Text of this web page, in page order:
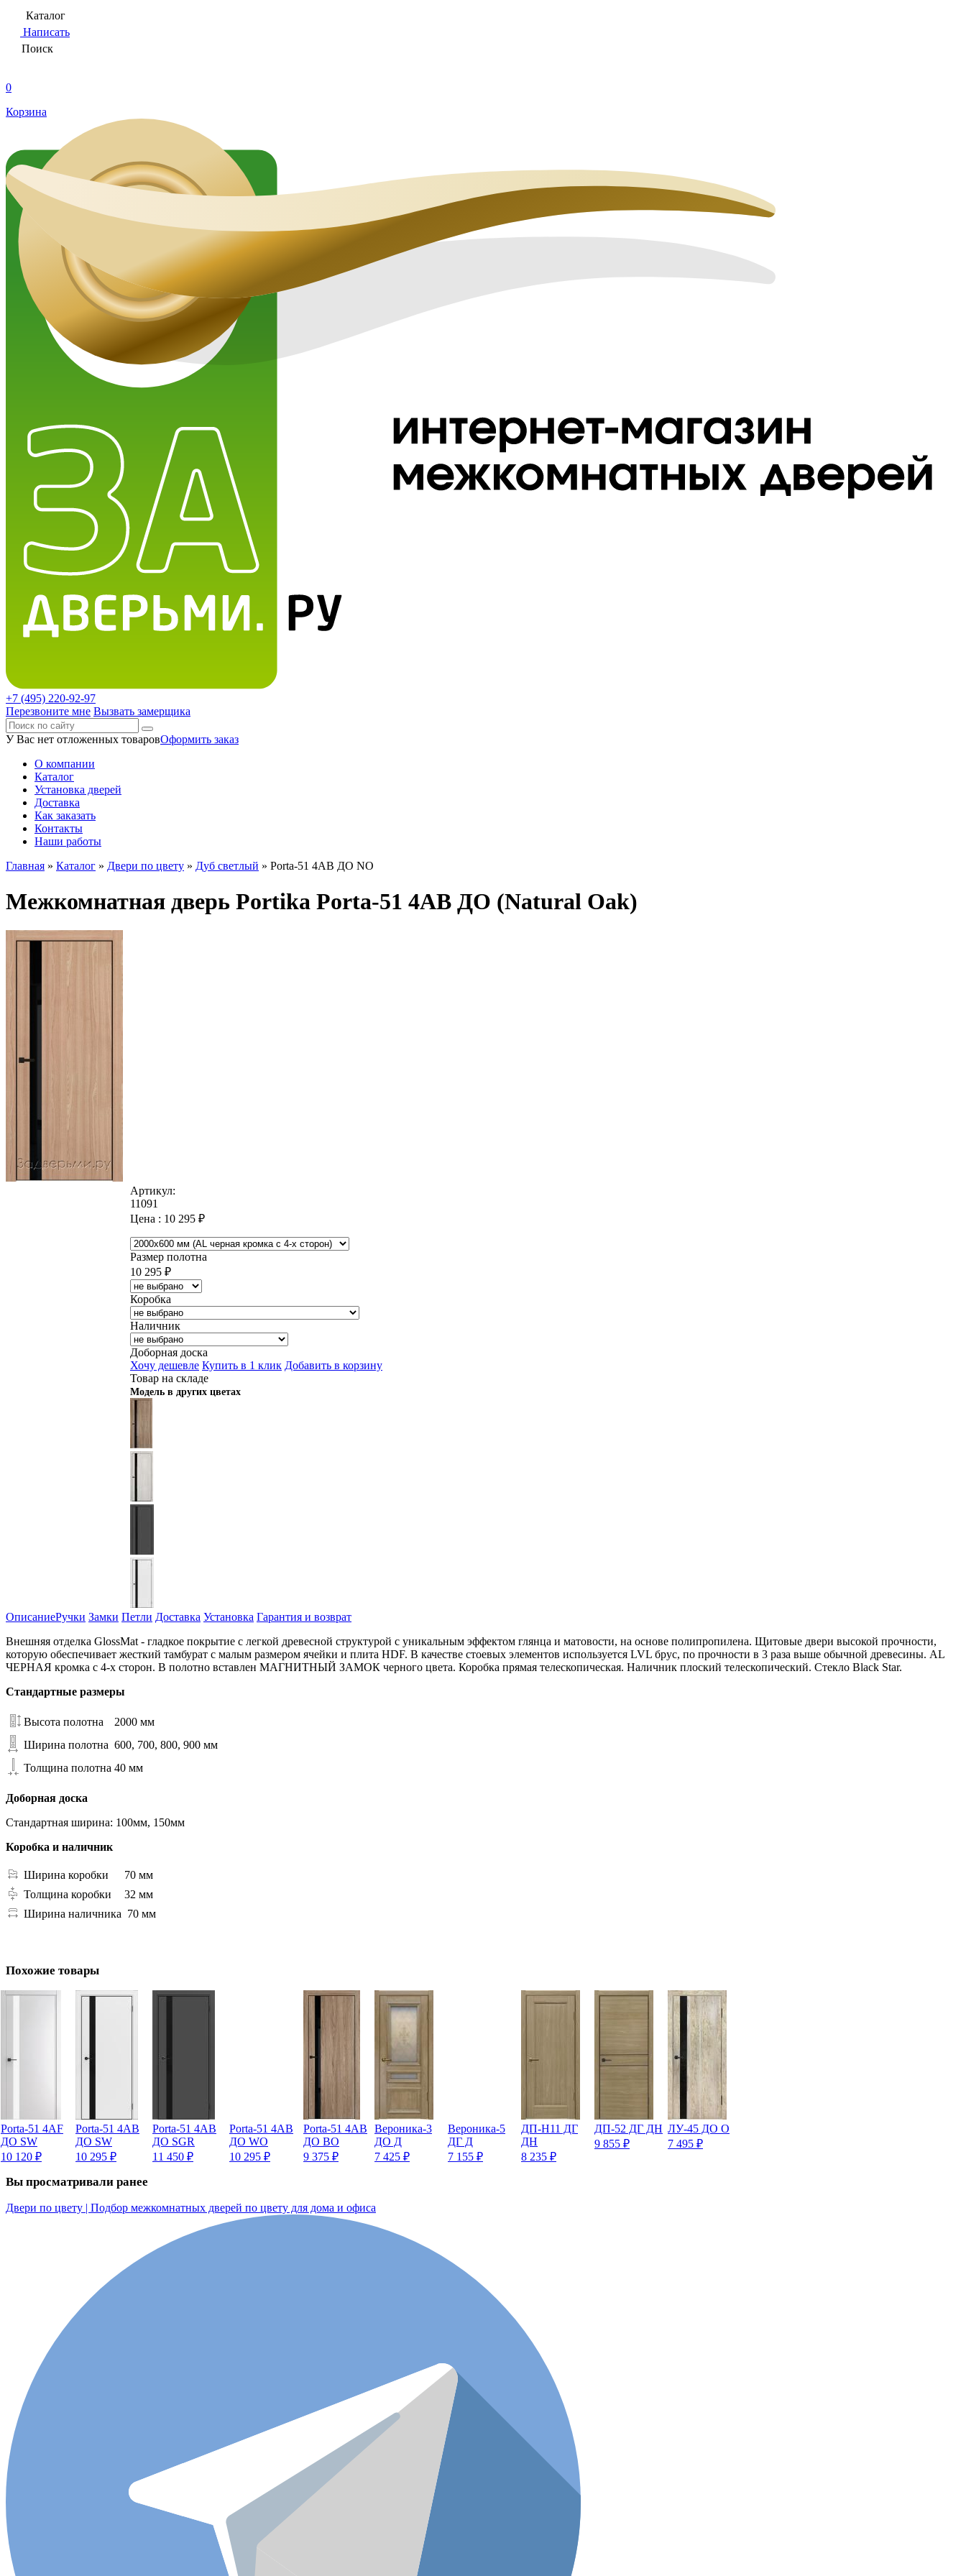
Каталог
Написать
Поиск
0
Корзина
+7 (495) 220-92-97
Перезвоните мне Вызвать замерщика
У Вас нет отложенных товаровОформить заказ
О компании
Каталог
Установка дверей
Доставка
Как заказать
Контакты
Наши работы
Главная » Каталог » Двери по цвету » Дуб светлый » Porta-51 4AB ДО NO
Межкомнатная дверь Portika Porta-51 4AB ДО (Natural Oak)
Артикул:
11091
Цена : 10 295 ₽
Размер полотна
10 295 ₽
Коробка
Наличник
Доборная доска
Хочу дешевле Купить в 1 клик Добавить в корзину
Товар на складе
Модель в других цветах
ОписаниеРучки Замки Петли Доставка Установка Гарантия и возврат
Внешняя отделка GlossMat - гладкое покрытие с легкой древесной структурой с уникальным эффектом глянца и матовости, на основе полипропилена. Щитовые двери высокой прочности,
которую обеспечивает жесткий тамбурат с малым размером ячейки и плита HDF. В качестве стоевых элементов используется LVL брус, по прочности в 3 раза выше обычной древесины. AL
ЧЕРНАЯ кромка с 4-х сторон. В полотно вставлен МАГНИТНЫЙ ЗАМОК черного цвета. Коробка прямая телескопическая. Наличник плоский телескопический. Стекло Black Star.
Стандартные размеры
Высота полотна
2000 мм
Ширина полотна 600, 700, 800, 900 мм
Толщина полотна 40 мм
Доборная доска
Стандартная ширина: 100мм, 150мм
Коробка и наличник
Ширина коробки
70 мм
Толщина коробки
32 мм
Ширина наличника 70 мм
Похожие товары
Porta-51 4AF
ДО SW
10 120 ₽
Porta-51 4AB
ДО SW
10 295 ₽
Porta-51 4AB
ДО SGR
11 450 ₽
Porta-51 4AB
ДО WO
10 295 ₽
Porta-51 4AB
ДО BO
9 375 ₽
Вероника-3
ДО Д
7 425 ₽
Вероника-5
ДГ Д
7 155 ₽
ДП-Н11 ДГ
ДН
8 235 ₽
ДП-52 ДГ ДН
9 855 ₽
ЛУ-45 ДО О
7 495 ₽
Вы просматривали ранее
Двери по цвету | Подбор межкомнатных дверей по цвету для дома и офиса